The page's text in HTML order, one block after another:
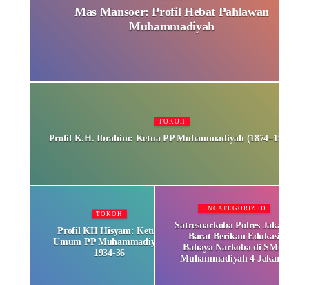
Mas Mansoer: Profil Hebat Pahlawan
Muhammadiyah
TOKOH
Profil K.H. Ibrahim: Ketua PP Muhammadiyah (1874–1932)
TOKOH
Profil KH Hisyam: Ketua
Umum PP Muhammadiyah
1934-36
UNCATEGORIZED
Satresnarkoba Polres Jakarta
Barat Berikan Edukasi
Bahaya Narkoba di SMK
Muhammadiyah 4 Jakarta